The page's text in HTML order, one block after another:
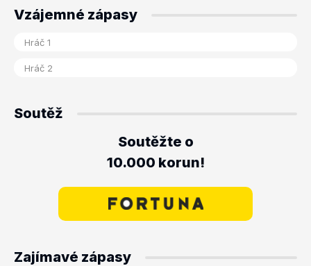
Vzájemné zápasy
Soutěž
Soutěžte o
10.000 korun!
Zajímavé zápasy